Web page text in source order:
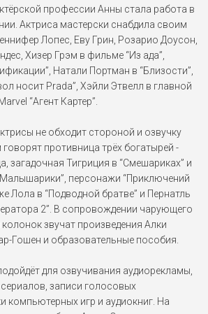
Моник Васкес
План игры (2007)
Эмили Чарлтон
Дьявол носит Prada (2006)
Белый плен (2006)
Лола
Перевозчик 2 (2005)
Джейн Харпер
Аферисты Дик и Джейн
Хитча (2005)
профессии Анны стала работа в
Актриса мастерски снабдила своим
Лопес, Еву Грин, Розарио Доусон,
Хизер Грэм в фильме “Из ада”,
Натали Портман в “Близости”,
носит Prada”, Хэйли Этвелл в главной
“Агент Картер”.
не обходит стороной и озвучку
противница трёх богатырей -
загадочная Тигриция в “Смешариках” и
персонажи “Приключений
Лола в “Подводной братве” и Пернатль
2”. В сопровождении чарующего
звучат произведения Алки
Гошен и образовательные пособия.
для озвучивания аудиорекламы,
записи голосовых
компьютерных игр и аудиокниг. На